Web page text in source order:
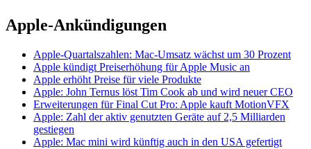
Apple-Ankündigungen
Apple-Quartalszahlen: Mac-Umsatz wächst um 30 Prozent
Apple kündigt Preiserhöhung für Apple Music an
Apple erhöht Preise für viele Produkte
Apple: John Ternus löst Tim Cook ab und wird neuer CEO
Erweiterungen für Final Cut Pro: Apple kauft MotionVFX
Apple: Zahl der aktiv genutzten Geräte auf 2,5 Milliarden
gestiegen
Apple: Mac mini wird künftig auch in den USA gefertigt